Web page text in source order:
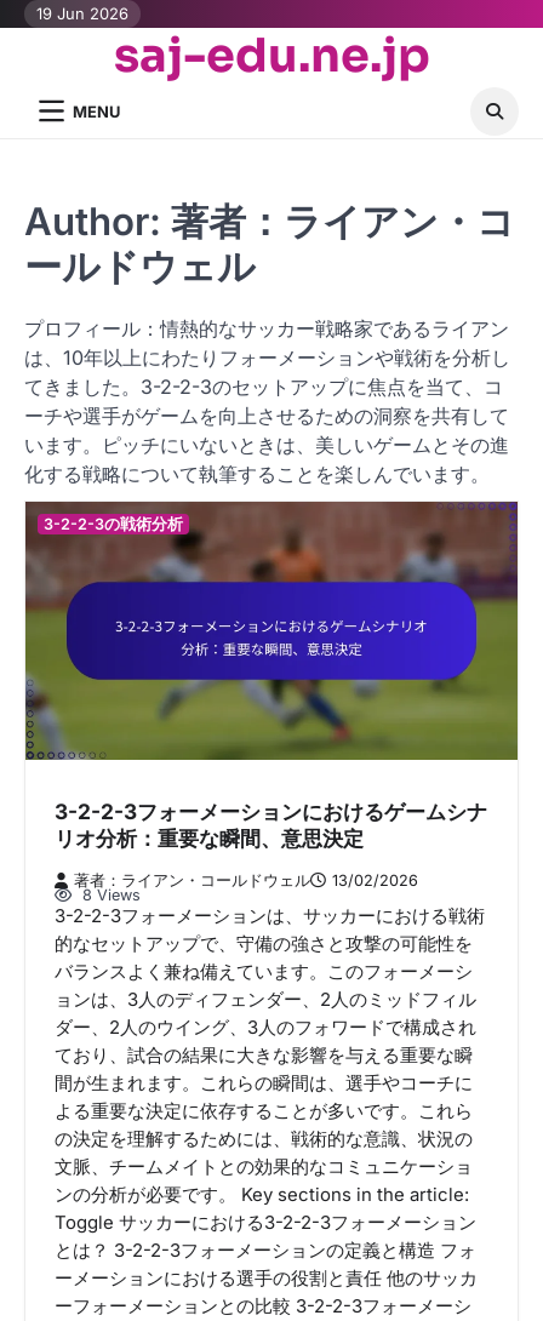
Skip19 Jun 2026
saj-edu.ne.jp
MENU
Author: 著者：ライアン・コ
ールドウェル
プロフィール：情熱的なサッカー戦略家であるライアン
は、10年以上にわたりフォーメーションや戦術を分析し
てきました。3-2-2-3のセットアップに焦点を当て、コ
ーチや選手がゲームを向上させるための洞察を共有して
います。ピッチにいないときは、美しいゲームとその進
化する戦略について執筆することを楽しんでいます。
3-2-2-3の戦術分析
3-2-2-3フォーメーションにおけるゲームシナ
リオ分析：重要な瞬間、意思決定
著者：ライアン・コールドウェル
13/02/2026
8 Views
3-2-2-3フォーメーションは、サッカーにおける戦術
的なセットアップで、守備の強さと攻撃の可能性を
バランスよく兼ね備えています。このフォーメーシ
ョンは、3人のディフェンダー、2人のミッドフィル
ダー、2人のウイング、3人のフォワードで構成され
ており、試合の結果に大きな影響を与える重要な瞬
間が生まれます。これらの瞬間は、選手やコーチに
よる重要な決定に依存することが多いです。これら
の決定を理解するためには、戦術的な意識、状況の
文脈、チームメイトとの効果的なコミュニケーショ
ンの分析が必要です。 Key sections in the article:
Toggle サッカーにおける3-2-2-3フォーメーション
とは？ 3-2-2-3フォーメーションの定義と構造 フォ
ーメーションにおける選手の役割と責任 他のサッカ
ーフォーメーションとの比較 3-2-2-3フォーメーシ